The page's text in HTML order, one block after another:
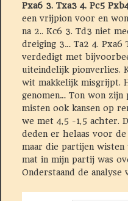
Pxa6 3. Txa3 4. Pc5
een vrijpion voor en
na 2.. Kc6 3. Td3 niet
dreiging 3… Ta2 4.
verdedigt met
uiteindelijk pionverlies.
wit makkelijk misgrijpt.
genomen… Ton won zijn
misten ook kansen op
we met 4,5 -1,5 achter.
deden er helaas voor
maar die partijen wisten
mat in mijn partij was
Onderstaand de